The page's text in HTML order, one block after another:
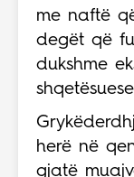
me naftë
degët që
dukshme
herë në
gjatë